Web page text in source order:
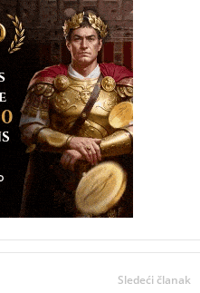
Sledeći članak